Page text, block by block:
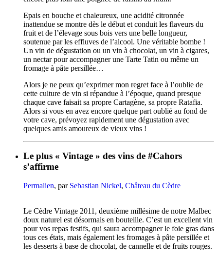
Epais en bouche et chaleureux, une acidité citronnée
inattendue se montre dès le début et conduit les flaveurs du
fruit et de l’élevage sous bois vers une belle longueur,
soutenue par les effluves de l’alcool. Une véritable bombe !
Un vin de dégustation ou un vin à chocolat, un vin à cigares,
un nectar pour accompagner une Tarte Tatin ou même un
fromage à pâte persillée…
Alors je ne peux qu’exprimer mon regret face à l’oublie de
cette culture de vin si répandue à l’époque, quand presque
chaque cave faisait sa propre Cartagène, sa propre Ratafia.
Alors si vous en avez encore quelque part oublié au fond de
votre cave, prévoyez rapidement une dégustation avec
quelques amis amoureux de vieux vins !
Le plus « Vintage » des vins de #Cahors
s’affirme
Permalien, par Sebastian Nickel, Château du Cèdre
Le Cèdre Vintage 2011, deuxième millésime de notre Malbec
doux naturel est désormais en bouteille. C’est un excellent vin
pour vos repas festifs, qui saura accompagner le foie gras dans
tous ces états, mais également les fromages à pâte persillée et
les desserts à base de chocolat, de cannelle et de fruits rouges.